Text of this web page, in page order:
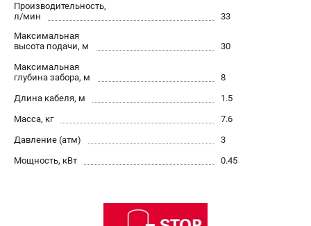
Как нас найти
Пользовательское соглашение
Угловые шлифмашины (УШМ)
Перфораторы
Дрели
Лобзики
Аккумуляторные шуруповерты
Производительность,
л/мин
33
Максимальная
высота подачи, м
30
Максимальная
глубина забора, м
8
Длина кабеля, м
1.5
Масса, кг
7.6
Давление (атм)
3
Мощность, кВт
0.45